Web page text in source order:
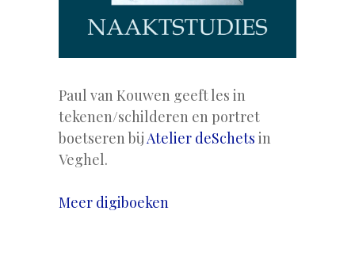
Paul van Kouwen geeft les in
tekenen/schilderen en portret
boetseren bijAtelier deSchets in
Veghel.
Meer digiboeken